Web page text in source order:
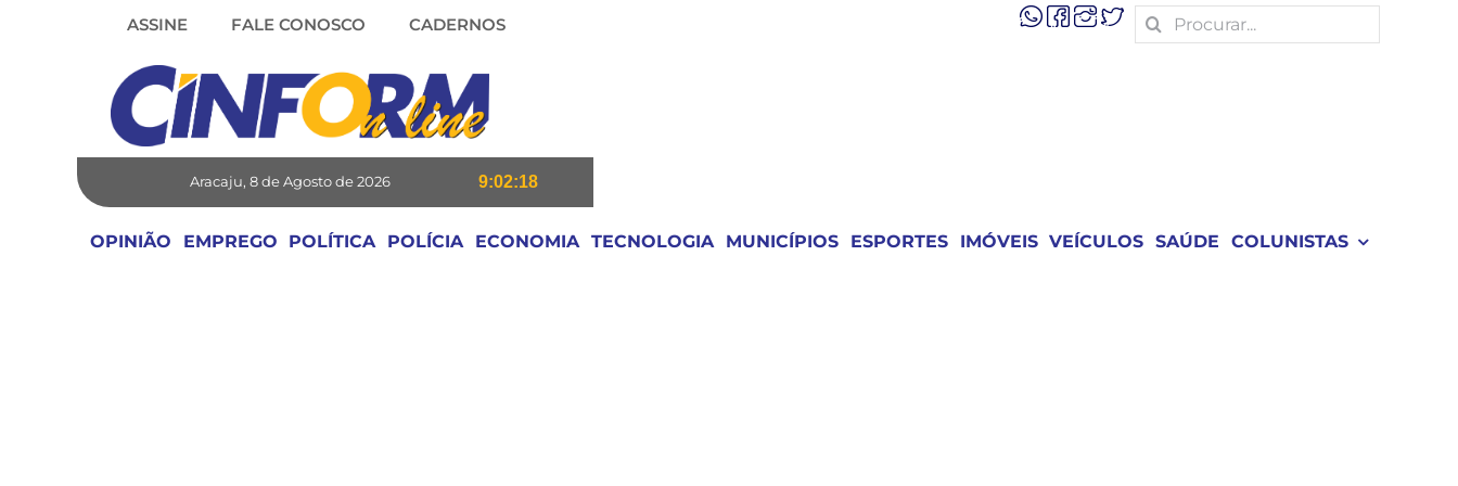
ASSINE FALE CONOSCO CADERNOS
Search
for:
Aracaju, 8 de Agosto de 2026 9:02:19
OPINIÃO EMPREGO POLÍTICA POLÍCIA ECONOMIA TECNOLOGIA MUNICÍPIOS ESPORTES IMÓVEIS VEÍCULOS SAÚDE COLUNISTAS